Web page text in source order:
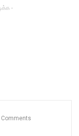
-
Comments